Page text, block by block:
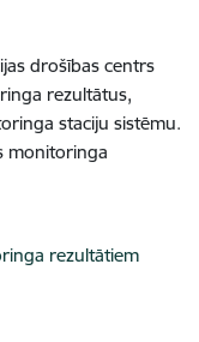
drošības centrs
rezultātus,
staciju sistēmu.
monitoringa
rezultātiem